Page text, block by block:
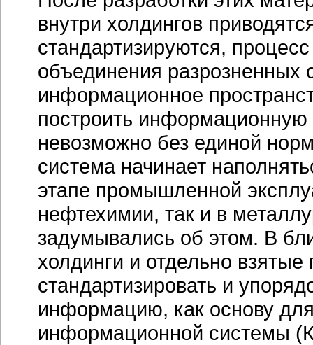
внутри холдингов
стандартизируются,
объединения разрозненных
информационное
построить информационную
невозможно без единой
система начинает
этапе промышленной
нефтехимии, так и в
задумывались об этом. В
холдинги и отдельно
стандартизировать и
информацию, как основу
информационной системы